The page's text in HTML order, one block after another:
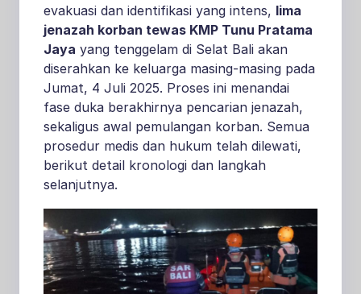
evakuasi dan identifikasi yang intens, lima
jenazah korban tewas KMP Tunu Pratama
Jaya yang tenggelam di Selat Bali akan
diserahkan ke keluarga masing-masing pada
Jumat, 4 Juli 2025. Proses ini menandai
fase duka berakhirnya pencarian jenazah,
sekaligus awal pemulangan korban. Semua
prosedur medis dan hukum telah dilewati,
berikut detail kronologi dan langkah
selanjutnya.